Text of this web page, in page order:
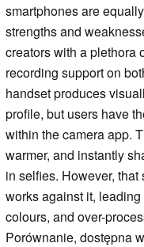
smartphones are
strengths and
creators with a plethora
recording support on
handset produces
profile, but users have
within the camera app.
warmer, and instantly
in selfies. However,
works against it,
colours, and over-
Porównanie, dostępna